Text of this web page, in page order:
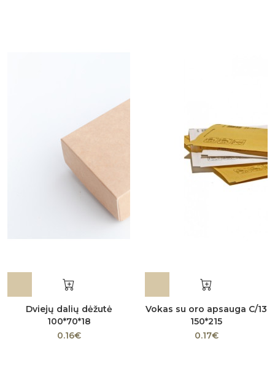
Dviejų dalių dėžutė
100*70*18
0.16€
Vokas su oro apsauga C/13
150*215
0.17€